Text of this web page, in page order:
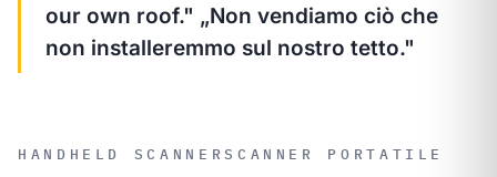
our own roof." „Non vendiamo ciò che
non installeremmo sul nostro tetto."
HANDHELD SCANNERSCANNER PORTATILE